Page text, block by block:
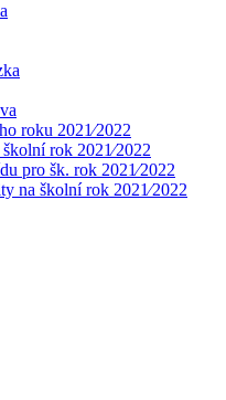
roku 2021⁄2022
rok 2021⁄2022
pro šk. rok 2021⁄2022
na školní rok 2021⁄2022